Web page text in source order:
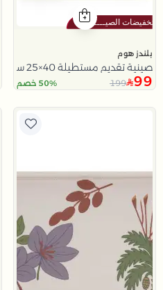
بلندز هوم
صينية تقديم مستطيلة 40×25 سم عنابي من الزجاج والخشب الليفي بطباعة هلال ونخيل من نقاء
99
199 50% خصم